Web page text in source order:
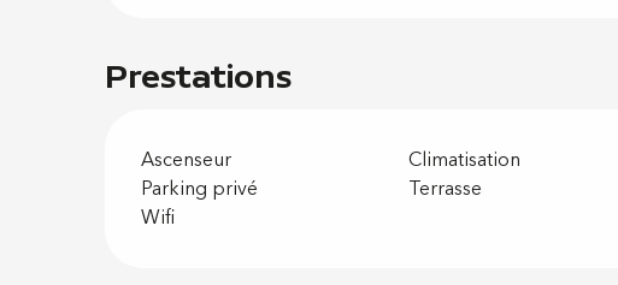
Prestations
Ascenseur Climatisation
Parking privé
Terrasse
Wifi